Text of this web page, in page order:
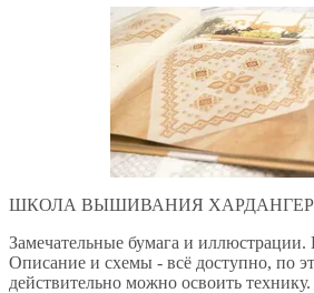
ШКОЛА ВЫШИВАНИЯ ХАРДАНГЕР
Замечательные бумага и
Описание и схемы - всё доступно, по
действительно можно освоить технику.